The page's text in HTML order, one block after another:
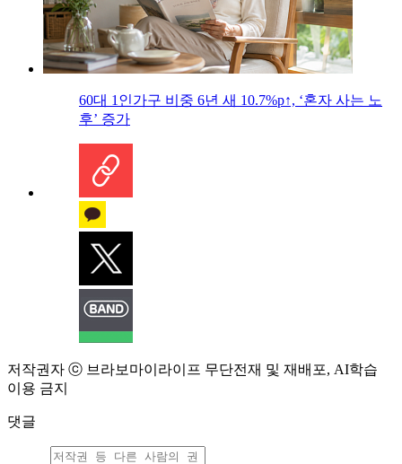
60대 1인가구 비중 6년 새 10.7%p↑, ‘혼자 사는 노
후’ 증가
저작권자 ⓒ 브라보마이라이프 무단전재 및 재배포, AI학습
이용 금지
댓글